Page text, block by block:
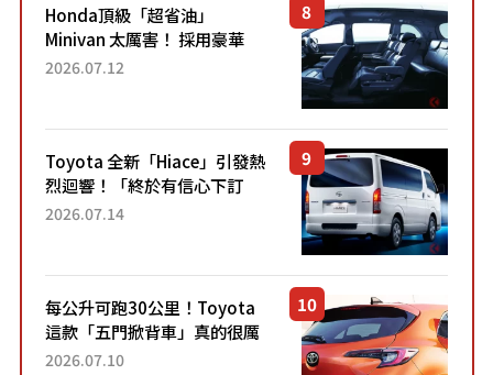
Honda頂級「超省油」
Minivan 太厲害！ 採用豪華
「真皮座椅」與專屬「黑色內
「三...
2026.07.12
Toyota 全新「Hiace」引發熱
烈迴響！「終於有信心下訂
了！」「哪個等級交車最
車？...
2026.07.14
每公升可跑30公里！Toyota
這款「五門掀背車」真的很厲
害！ 擁有全長4.3公尺的「剛剛
2026.07.10